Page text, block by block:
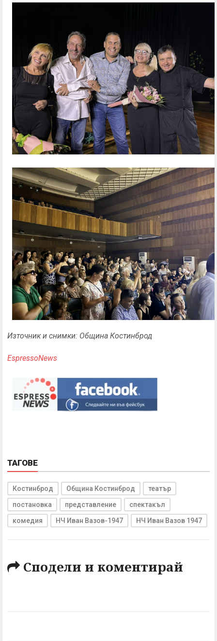
Източник и снимки: Община Костинброд
EspressoNews
ТАГОВЕ
Костинброд Община Костинброд театър
постановка представление спектакъл
комедия НЧ Иван Вазов-1947 НЧ Иван Вазов 1947
Сподели и коментирай